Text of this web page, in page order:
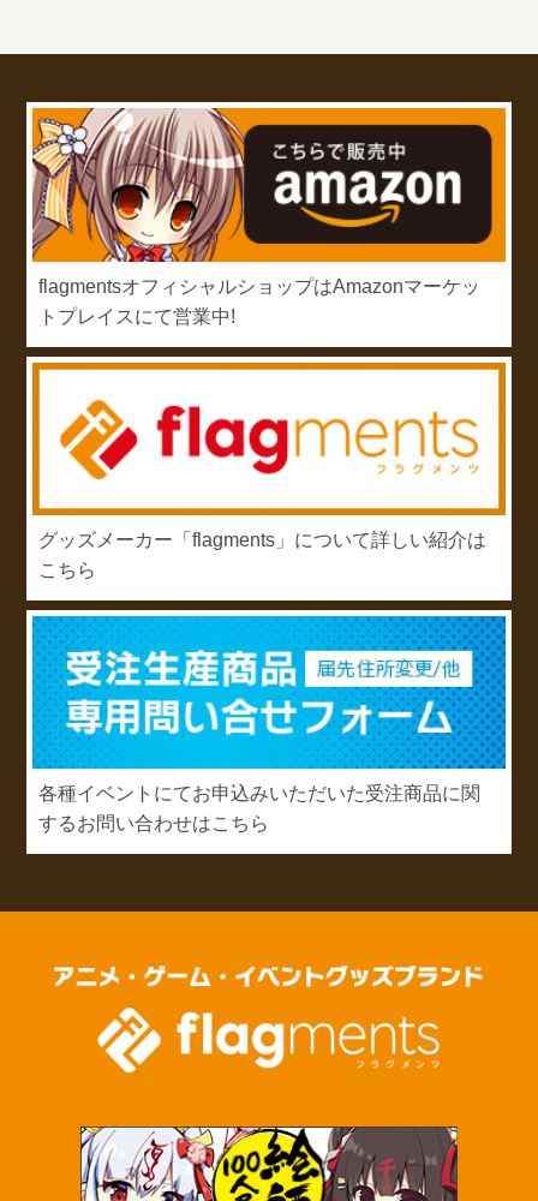
flagmentsオフィシャルショップはAmazonマーケッ
トプレイスにて営業中!
グッズメーカー「flagments」について詳しい紹介は
こちら
各種イベントにてお申込みいただいた受注商品に関
するお問い合わせはこちら